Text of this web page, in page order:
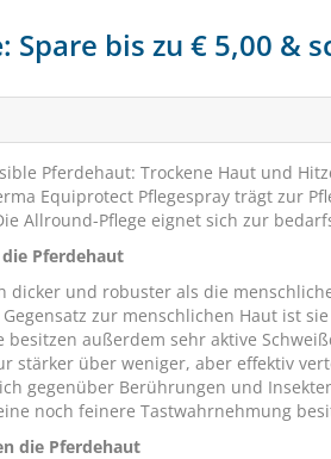
: Spare bis zu € 5,00 &
Pferdehaut: Trockene Haut und
Equiprotect Pflegespray trägt zur
Allround-Pflege eignet sich zur
Pferdehaut
dicker und robuster als die
zur menschlichen Haut ist
besitzen außerdem sehr aktive
stärker über weniger, aber effektiv
gegenüber Berührungen und
noch feinere Tastwahrnehmung
die Pferdehaut